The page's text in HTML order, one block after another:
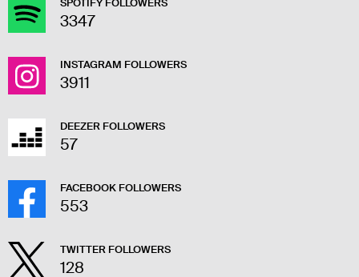
SPOTIFY FOLLOWERS
3347
INSTAGRAM FOLLOWERS
3911
DEEZER FOLLOWERS
57
FACEBOOK FOLLOWERS
553
TWITTER FOLLOWERS
128